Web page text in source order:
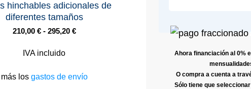
hinchables adicionales de
diferentes tamaños
210,00 €- 295,20 €
IVA incluido
más los gastos de envío
Ahora financiación al 0%
O compra a cuenta a
Sólo tiene que